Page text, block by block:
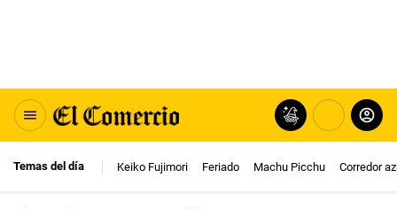
Temas del día Keiko Fujimori Feriado Machu Picchu Corredor